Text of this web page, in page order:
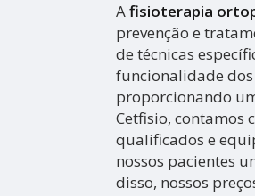
Afisioterapia
prevenção e
de técnicas
funcionalidade
proporcionando
Cetfisio, contamos
qualificados e
nossos pacientes
disso, nossos